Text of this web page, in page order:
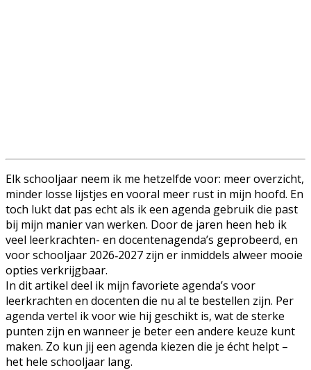
Elk schooljaar neem ik me hetzelfde voor: meer overzicht,
minder losse lijstjes en vooral meer rust in mijn hoofd. En
toch lukt dat pas echt als ik een agenda gebruik die past
bij mijn manier van werken. Door de jaren heen heb ik
veel leerkrachten- en docentenagenda’s geprobeerd, en
voor schooljaar 2026‑2027 zijn er inmiddels alweer mooie
opties verkrijgbaar.
In dit artikel deel ik mijn favoriete agenda’s voor
leerkrachten en docenten die nu al te bestellen zijn. Per
agenda vertel ik voor wie hij geschikt is, wat de sterke
punten zijn en wanneer je beter een andere keuze kunt
maken. Zo kun jij een agenda kiezen die je écht helpt –
het hele schooljaar lang.